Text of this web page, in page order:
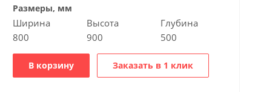
Размеры, мм
Ширина
800
Высота
900
Глубина
500
В корзину Заказать в 1 клик